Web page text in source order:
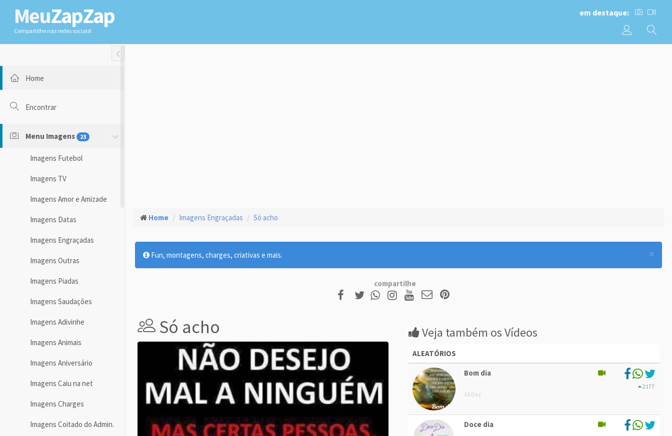
MeuZapZap
Compartilhe nas redes sociais!
em destaque:
Toggle Fullwidth
Home
Encontrar
Menu Imagens 23
Imagens Futebol
Imagens TV
Imagens Amor e Amizade
Imagens Datas
Imagens Engraçadas
Imagens Outras
Imagens Piadas
Imagens Saudações
Imagens Adivinhe
Imagens Animais
Imagens Aniversário
Imagens Caiu na net
Imagens Charges
Imagens Coitado do Admin.
Home Imagens Engraçadas Só acho
×
Fun, montagens, charges, criativas e mais.
compartilhe
Só acho Veja também os Vídeos
ALEATÓRIOS
Bom dia
16 Dez
2177
Doce dia